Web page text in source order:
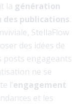
la génération
publications.
StellaFlow
des idées de
posts engageants
ne se
l’engagement
et les